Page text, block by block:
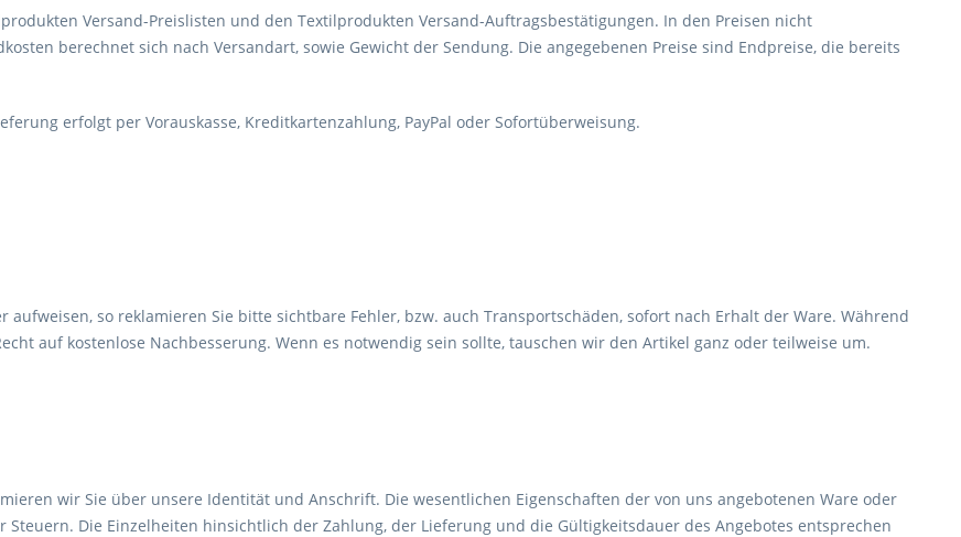
Versand-Preislisten und den Textilprodukten Versand-Auftragsbestätigungen. In den Preisen nicht
berechnet sich nach Versandart, sowie Gewicht der Sendung. Die angegebenen Preise sind Endpreise, die bereits
erfolgt per Vorauskasse, Kreditkartenzahlung, PayPal oder Sofortüberweisung.
so reklamieren Sie bitte sichtbare Fehler, bzw. auch Transportschäden, sofort nach Erhalt der Ware. Während
auf kostenlose Nachbesserung. Wenn es notwendig sein sollte, tauschen wir den Artikel ganz oder teilweise um.
wir Sie über unsere Identität und Anschrift. Die wesentlichen Eigenschaften der von uns angebotenen Ware oder
Die Einzelheiten hinsichtlich der Zahlung, der Lieferung und die Gültigkeitsdauer des Angebotes entsprechen